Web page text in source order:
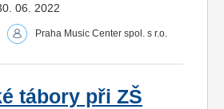
06. 2022
Praha Music Center spol. s r.o.
tábory při ZŠ